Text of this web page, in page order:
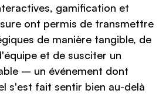
gamification et
ont permis de transmettre
de manière tangible, de
et de susciter un
– un événement dont
s'est fait sentir bien au-delà